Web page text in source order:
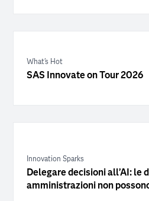
What's Hot
SAS Innovate on Tour 2026
Innovation Sparks
Delegare decisioni all’AI: le
amministrazioni non